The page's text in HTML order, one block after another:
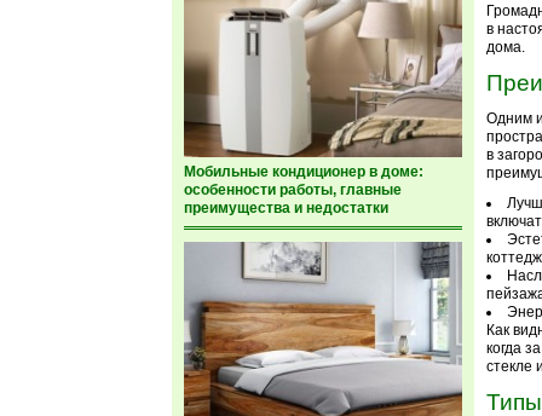
Мобильные кондиционер в доме:
особенности работы, главные
преимущества и недостатки
в
дома.
Одним
в
Как
когда
стекле